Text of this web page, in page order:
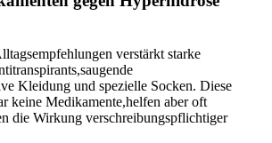
verstärkt ⁣starke
Kleidung und spezielle⁤ Socken. Diese⁣
keine ​Medikamente,helfen ⁣aber ⁤oft
die Wirkung verschreibungspflichtiger